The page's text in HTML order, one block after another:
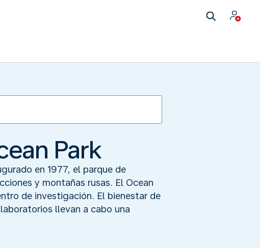
Park
en 1977, el parque de
y montañas rusas. El Ocean
de investigación. El bienestar de
llevan a cabo una